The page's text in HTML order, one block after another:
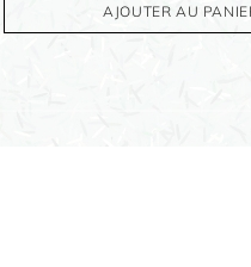
AJOUTER AU